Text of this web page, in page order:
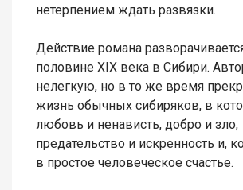
нетерпением ждать развязки.
Действие романа
половине XIX века в Сибири.
нелегкую, но в то же время
жизнь обычных сибиряков, в
любовь и ненависть, добро и зло,
предательство и искренность и,
в простое человеческое счастье.